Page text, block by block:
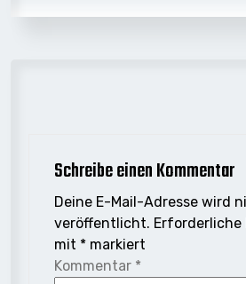
Schreibe einen Kommentar
Deine E-Mail-Adresse wird
veröffentlicht. Erforderliche
mit * markiert
Kommentar *